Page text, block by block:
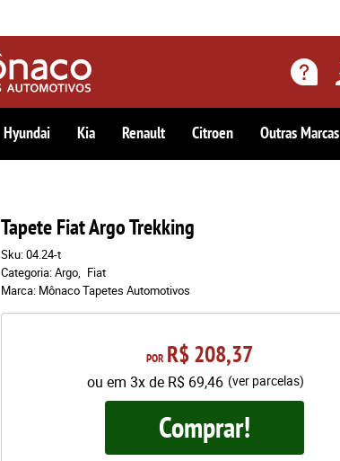
Hyundai Kia Renault Citroen Outras Marcas
Tapete Fiat Argo Trekking
Sku:04.24-t
Categoria:Argo
Fiat
Marca: Mônaco Tapetes Automotivos
POR R$ 208,37
ou em 3xde R$ 69,46 (ver parcelas)
Comprar!